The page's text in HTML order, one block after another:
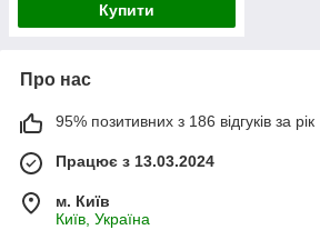
Купити
Про нас
95% позитивних з 186 відгуків за рік
Працює з 13.03.2024
м. Київ
Київ, Україна